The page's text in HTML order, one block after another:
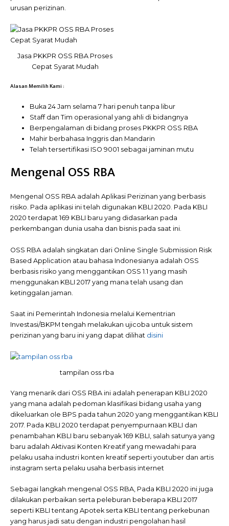
urusan perizinan.
Jasa PKKPR OSS RBA Proses
Cepat Syarat Mudah
Alasan Memilih Kami :
Buka 24 Jam selama 7 hari penuh tanpa libur
Staff dan Tim operasional yang ahli di bidangnya
Berpengalaman di bidang proses PKKPR OSS RBA
Mahir berbahasa Inggris dan Mandarin
Telah tersertifikasi ISO 9001 sebagai jaminan mutu
Mengenal OSS RBA
Mengenal OSS RBA adalah Aplikasi Perizinan yang berbasis
risiko. Pada aplikasi ini telah digunakan KBLI 2020. Pada KBLI
2020 terdapat 169 KBLI baru yang didasarkan pada
perkembangan dunia usaha dan bisnis pada saat ini.
OSS RBA adalah singkatan dari Online Single Submission Risk
Based Application atau bahasa Indonesianya adalah OSS
berbasis risiko yang menggantikan OSS 1.1 yang masih
menggunakan KBLI 2017 yang mana telah usang dan
ketinggalan jaman.
Saat ini Pemerintah Indonesia melalui Kementrian
Investasi/BKPM tengah melakukan ujicoba untuk sistem
perizinan yang baru ini yang dapat dilihat disini
tampilan oss rba
Yang menarik dari OSS RBA ini adalah penerapan KBLI 2020
yang mana adalah pedoman klasifikasi bidang usaha yang
dikeluarkan ole BPS pada tahun 2020 yang menggantikan KBLI
2017. Pada KBLI 2020 terdapat penyempurnaan KBLI dan
penambahan KBLI baru sebanyak 169 KBLI, salah satunya yang
baru adalah Aktivasi Konten Kreatif yang mewadahi para
pelaku usaha industri konten kreatif seperti youtuber dan artis
instagram serta pelaku usaha berbasis internet
Sebagai langkah mengenal OSS RBA, Pada KBLI 2020 ini juga
dilakukan perbaikan serta peleburan beberapa KBLI 2017
seperti KBLI tentang Apotek serta KBLI tentang perkebunan
yang harus jadi satu dengan industri pengolahan hasil